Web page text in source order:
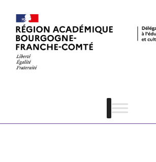
Fiche des
personnes-
ressources